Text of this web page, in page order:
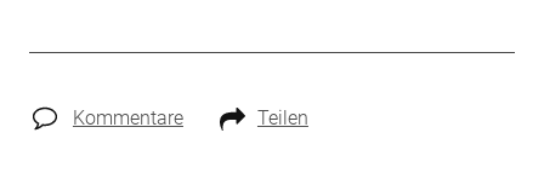
Kommentare Teilen